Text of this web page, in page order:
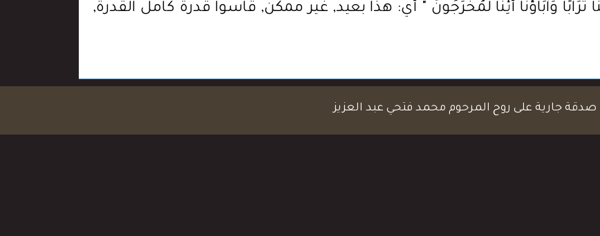
تُرَابًا وَآبَاؤُنَا أَئِنَّا لَمُخْرَجُونَ " أي: هذا بعيد, غير ممكن, قاسوا قدرة كامل القدرة,
صدقة جارية على روح المرحوم محمد فتحي عبد العزيز